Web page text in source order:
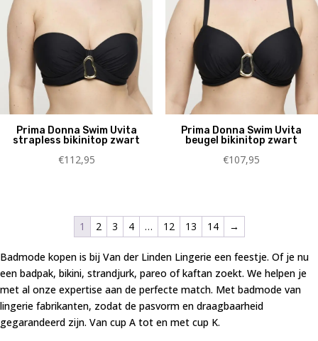
Prima Donna Swim Uvita
strapless bikinitop zwart
€112,95
Prima Donna Swim Uvita
beugel bikinitop zwart
€107,95
1 2 3 4 … 12 13 14 →
Badmode kopen is bij Van der Linden Lingerie een feestje. Of je nu
een badpak, bikini, strandjurk, pareo of kaftan zoekt. We helpen je
met al onze expertise aan de perfecte match. Met badmode van
lingerie fabrikanten, zodat de pasvorm en draagbaarheid
gegarandeerd zijn. Van cup A tot en met cup K.